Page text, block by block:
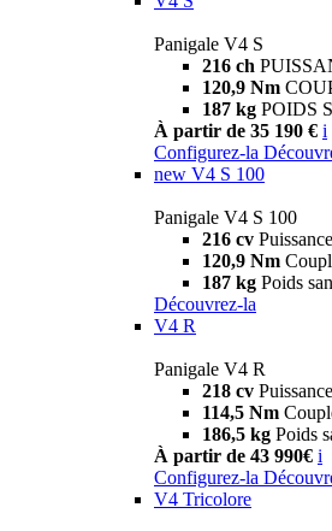
Panigale V4 S
216 ch
120,9 Nm
187 kg POIDS
À partir de 35 190 € i
Configurez-la
new V4 S 100
Panigale V4 S 100
216 cv Puissance
120,9 Nm
187 kg Poids
Découvrez-la
V4 R
Panigale V4 R
218 cv Puissance
114,5 Nm
186,5 kg Poids
À partir de 43 990€ i
Configurez-la
V4 Tricolore